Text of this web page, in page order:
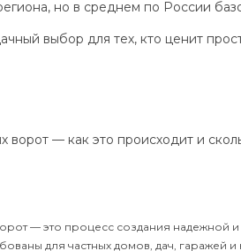
но в среднем по России
выбор для тех, кто ценит
ворот — как это происходит и
— это процесс создания надежной
для частных домов, дач, гаражей